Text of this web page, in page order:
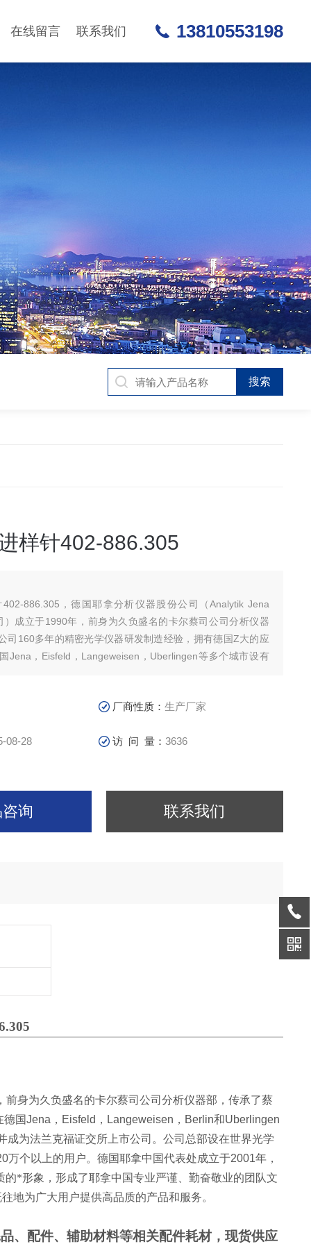
在线留言 联系我们 13810553198
样针402-886.305
886.305，德国耶拿分析仪器股份公司（Analytik Jena
）成立于1990年，前身为久负盛名的卡尔蔡司公司分析仪器
司160多年的精密光学仪器研发制造经验，拥有德国Z大的应
Jena，Eisfeld，Langeweisen，Uberlingen等多个城市设有
厂商性质：生产厂家
08-28 访 问 量：3636
询 联系我们
前身为久负盛名的卡尔蔡司公司分析仪器部，传承了蔡
德国Jena ， Eisfeld ， Langeweisen ， Berlin和Uberlingen
为法兰克福证交所上市公司。公司总部设在世界光学
万个以上的用户。德国耶拿中国代表处成立于2001年，
*形象，形成了耶拿中国专业严谨、勤奋敬业的团队文
地为广大用户提供高品质的产品和服务。
、配件、辅助材料等相关配件耗材，现货供应